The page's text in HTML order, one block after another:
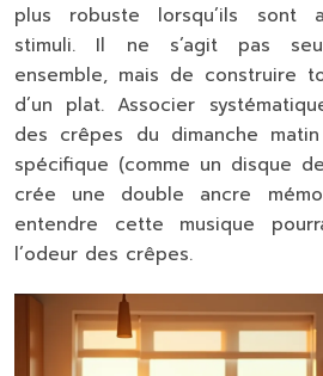
plus robuste lorsqu’ils sont
stimuli. Il ne s’agit pas
ensemble, mais de construire
d’un plat. Associer
des crêpes du dimanche
spécifique (comme un disque
crée une double ancre
entendre cette musique
l’odeur des crêpes.